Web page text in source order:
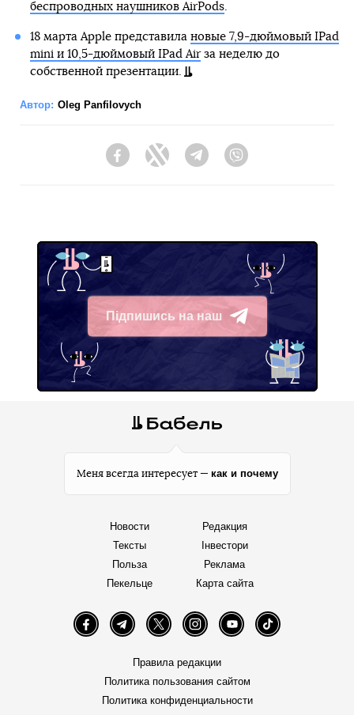
беспроводных наушников AirPods.
18 марта Apple представила новые 7,9-дюймовый IPad
mini и 10,5-дюймовый IPad Airза неделю до
собственной презентации.
Автор: Oleg Panfilovych
FacebookTwitter Telegram
Підпишись на наш
Telegram
Меня всегда интересует — как и почему
Новости
Тексты
Польза
Пекельце
Редакция
Інвестори
Реклама
Карта сайта
FacebookTelegramTwitter InstagramYouTube TikTok
Правила редакции
Политика пользования сайтом
Политика конфиденциальности